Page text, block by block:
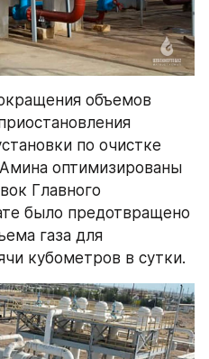
объемов
по очистке
оптимизированы
Главного
было предотвращено
газа для
кубометров в сутки.